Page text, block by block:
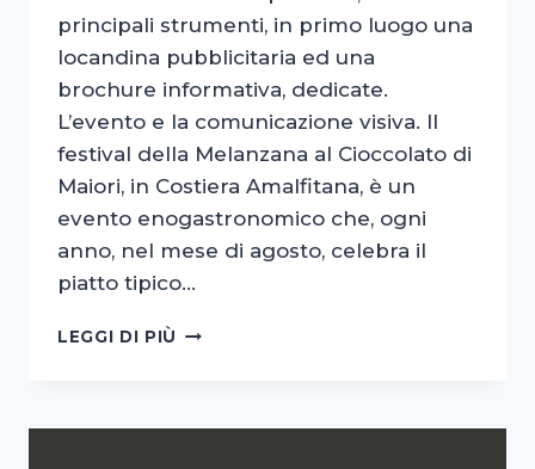
principali strumenti, in primo luogo una
locandina pubblicitaria ed una
brochure informativa, dedicate.
L’evento e la comunicazione visiva. Il
festival della Melanzana al Cioccolato di
Maiori, in Costiera Amalfitana, è un
evento enogastronomico che, ogni
anno, nel mese di agosto, celebra il
piatto tipico…
LEGGI DI PIÙ GRAFICA
EVENTO